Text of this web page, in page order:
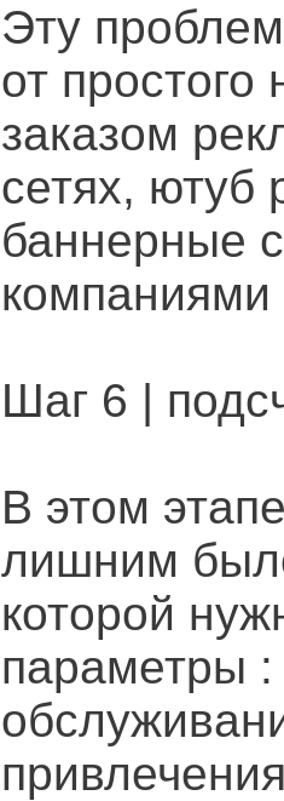
Эту
от
заказом
сетях, ютуб
баннерные
Шаг 6 |
В этом
лишним
которой
параметры :